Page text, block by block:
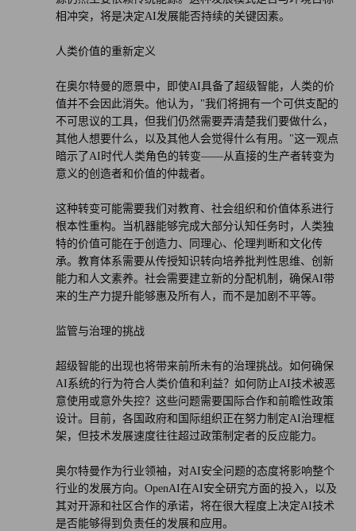
相冲突，将是决定AI发展能否持续的关键因素。
人类价值的重新定义
在奥尔特曼的愿景中，即使AI具备了超级智能，人类的价
值并不会因此消失。他认为，"我们将拥有一个可供支配的
不可思议的工具，但我们仍然需要弄清楚我们要做什么，
其他人想要什么，以及其他人会觉得什么有用。"这一观点
暗示了AI时代人类角色的转变——从直接的生产者转变为
意义的创造者和价值的仲裁者。
这种转变可能需要我们对教育、社会组织和价值体系进行
根本性重构。当机器能够完成大部分认知任务时，人类独
特的价值可能在于创造力、同理心、伦理判断和文化传
承。教育体系需要从传授知识转向培养批判性思维、创新
能力和人文素养。社会需要建立新的分配机制，确保AI带
来的生产力提升能够惠及所有人，而不是加剧不平等。
监管与治理的挑战
超级智能的出现也将带来前所未有的治理挑战。如何确保
AI系统的行为符合人类价值和利益？如何防止AI技术被恶
意使用或意外失控？这些问题需要国际合作和前瞻性政策
设计。目前，各国政府和国际组织正在努力制定AI治理框
架，但技术发展速度往往超过政策制定者的反应能力。
奥尔特曼作为行业领袖，对AI安全问题的态度将影响整个
行业的发展方向。OpenAI在AI安全研究方面的投入，以及
其对开源和社区合作的承诺，将在很大程度上决定AI技术
是否能够得到负责任的发展和应用。